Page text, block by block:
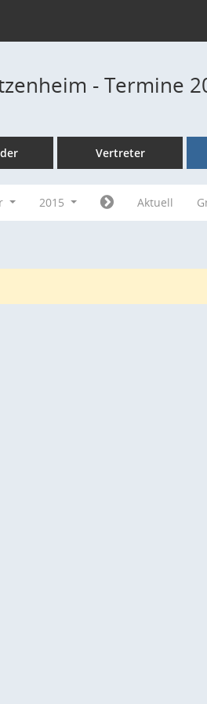
- Termine
Vertreter
2015 Aktuell